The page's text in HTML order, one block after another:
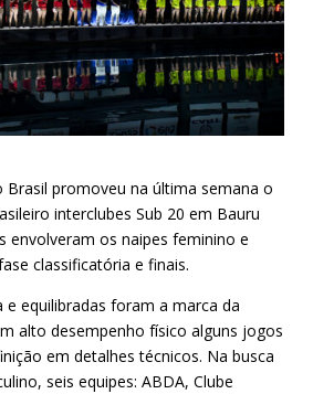
Brasil promoveu na última semana o
interclubes Sub 20 em Bauru
envolveram os naipes feminino e
classificatória e finais.
e equilibradas foram a marca da
alto desempenho físico alguns jogos
em detalhes técnicos. Na busca
seis equipes: ABDA, Clube